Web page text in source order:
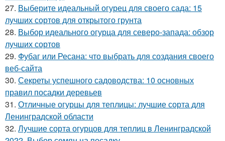
27. Выберите идеальный огурец для своего сада: 15
лучших сортов для открытого грунта
28. Выбор идеального огурца для северо-запада: обзор
лучших сортов
29. Фубаг или Ресана: что выбрать для создания своего
веб-сайта
30. Секреты успешного садоводства: 10 основных
правил посадки деревьев
31. Отличные огурцы для теплицы: лучшие сорта для
Ленинградской области
32. Лучшие сорта огурцов для теплиц в Ленинградской